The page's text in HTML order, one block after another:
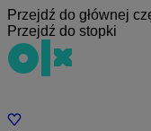
Przejdź do głównej
Przejdź do stopki